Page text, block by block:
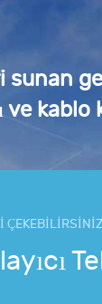
sunan
kablo
ÇEKEBİLİRSİNİZ